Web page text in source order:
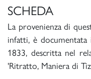
SCHEDA
La provenienza di
infatti, è
1833, descritta nel
'Ritratto, Maniera di